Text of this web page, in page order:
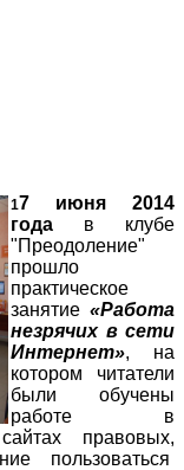
17 июня 2014
года в клубе
"Преодоление"
прошло
практическое
занятие «Работа
незрячих в сети
Интернет», на
котором читатели
были обучены
работе в
правовых,
пользоваться